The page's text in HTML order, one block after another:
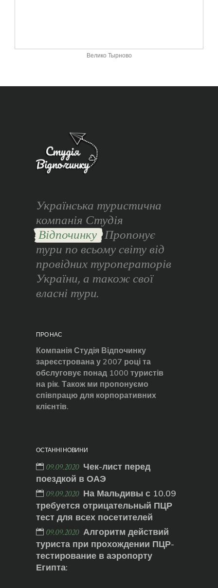
Велико Тырново
Українська туристична
компанія Студія
Відпочинку Пропонує
тури по всьому світу від
провідних туроператорів
України, а також свої
власні тури.
ПРО НАС
Компанія Студія Відпочинку
зареєстрована у 2007 році та
обслуговує понад 1000 туристів
на рік. Також ми пропонуємо
співпрацю для корпоративних
клієнтів.
ОСТАННІ НОВИНИ
09.09.2020 Чек-лист перед
поездкой в ОАЭ
09.09.2020 На Мальдивы с 10.09
требуется отрицательный ПЦР
тест для всех посетителей
09.09.2020 Алгоритм действий
туриста при прохождении ПЦР-
тестирование в аэропорту
Египта: